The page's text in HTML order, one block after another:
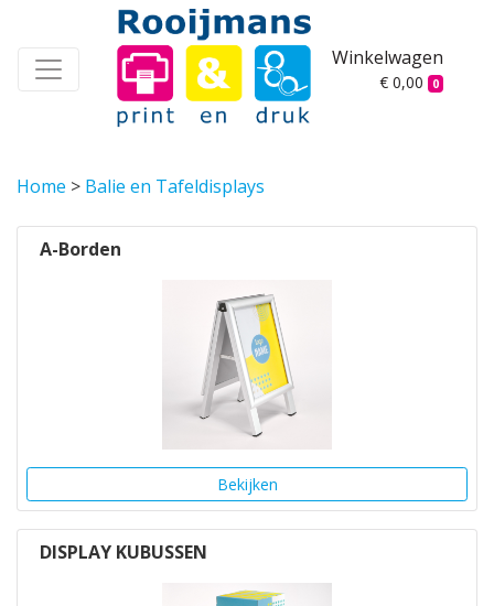
Winkelwagen
€ 0,00 0
Home > Balie en Tafeldisplays
A-Borden
Bekijken
DISPLAY KUBUSSEN